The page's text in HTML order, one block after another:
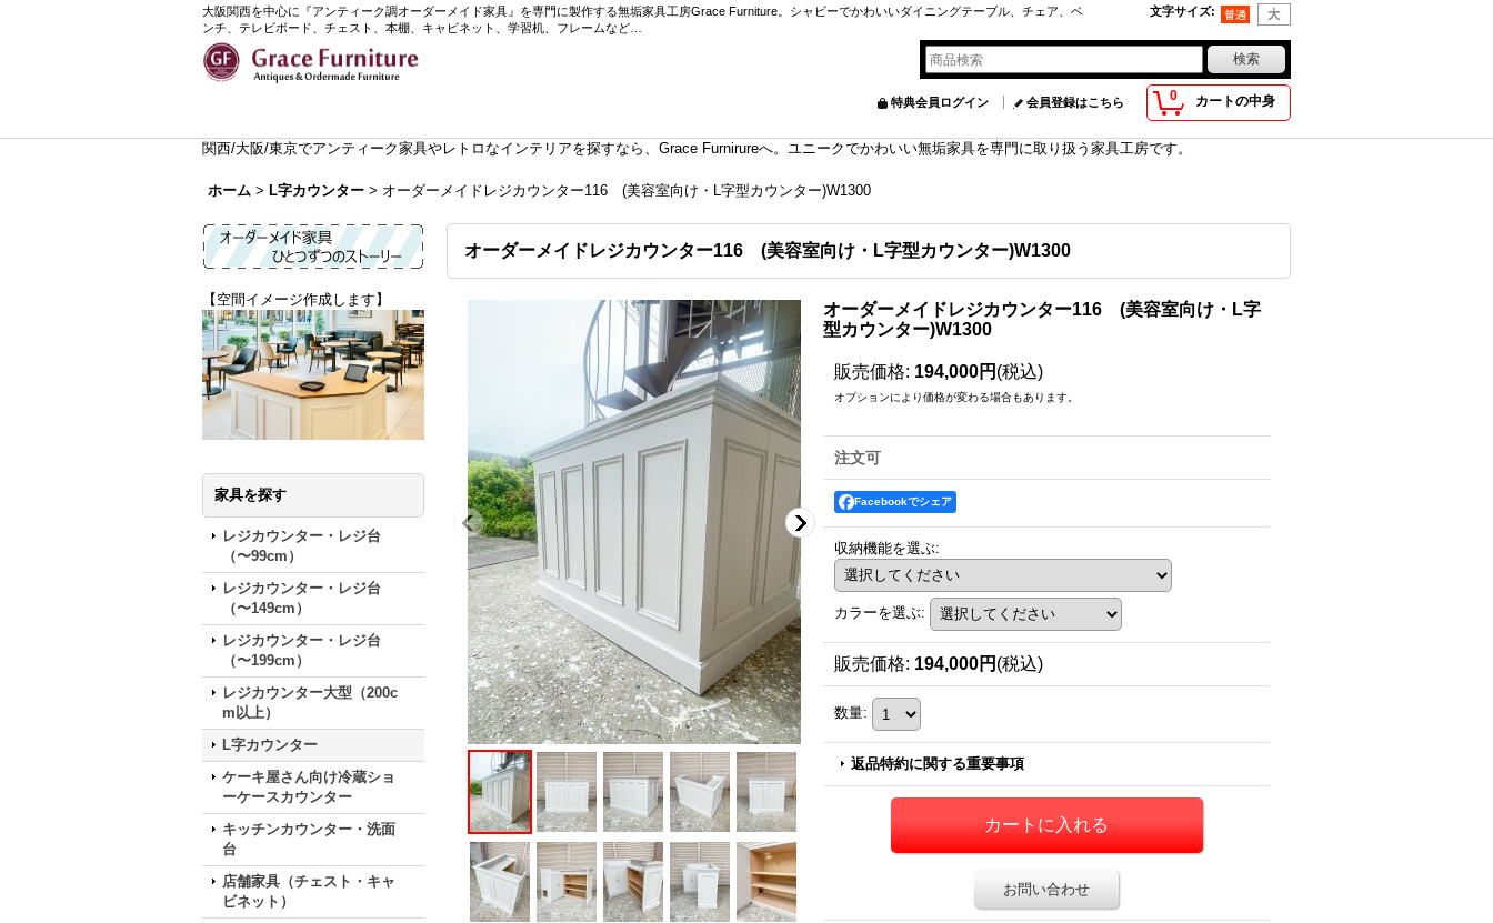
大阪関西を中心に『アンティーク調オーダーメイド家具』を専門に製作する無垢家具工房Grace Furniture。シャビーでかわいいダイニングテーブル、チェア、ベ
ンチ、テレビボード、チェスト、本棚、キャビネット、学習机、フレームなど…
文字サイズ:
0 カートの中身
特典会員ログイン 会員登録はこちら
関西/大阪/東京でアンティーク家具やレトロなインテリアを探すなら、Grace Furnirureへ。ユニークでかわいい無垢家具を専門に取り扱う家具工房です。
ホーム > L字カウンター > オーダーメイドレジカウンター116 (美容室向け・L字型カウンター)W1300
【空間イメージ作成します】
家具を探す
レジカウンター・レジ台
（〜99cm）
レジカウンター・レジ台
（〜149cm）
レジカウンター・レジ台
（〜199cm）
レジカウンター大型（200c
m以上）
L字カウンター
ケーキ屋さん向け冷蔵ショ
ーケースカウンター
キッチンカウンター・洗面
台
店舗家具（チェスト・キャ
ビネット）
オーダーメイドレジカウンター116 (美容室向け・L字型カウンター)W1300
オーダーメイドレジカウンター116 (美容室向け・L字
型カウンター)W1300
販売価格: 194,000円 (税込)
オプションにより価格が変わる場合もあります。
注文可
Facebookでシェア
収納機能を選ぶ:
カラーを選ぶ:
販売価格: 194,000円 (税込)
数量:
返品特約に関する重要事項
お問い合わせ